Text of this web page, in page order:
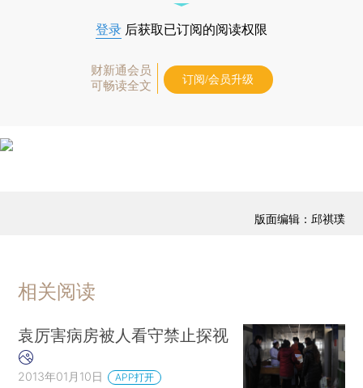
登录 后获取已订阅的阅读权限
财新通会员
可畅读全文
订阅/会员升级
版面编辑：邱祺璞
相关阅读
袁厉害病房被人看守禁止探视
2013年01月10日 APP打开